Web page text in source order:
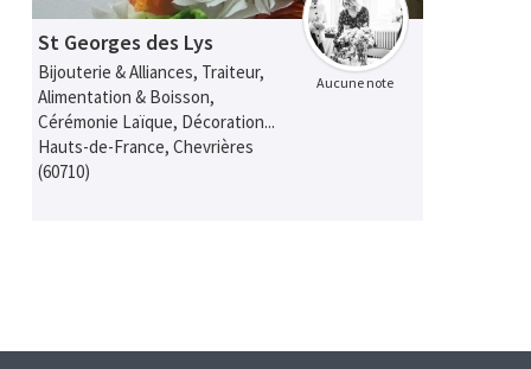
St Georges des Lys
Bijouterie & Alliances, Traiteur,
Alimentation & Boisson,
Cérémonie Laïque, Décoration...
Hauts-de-France, Chevrières
(60710)
Aucune note